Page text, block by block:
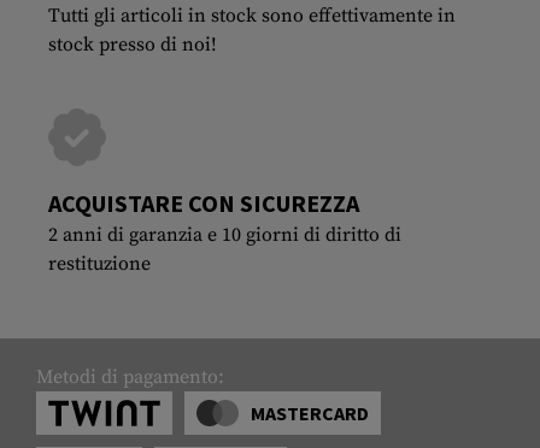
Tutti gli articoli in stock sono effettivamente in
stock presso di noi!
ACQUISTARE CON SICUREZZA
2 anni di garanzia e 10 giorni di diritto di
restituzione
Metodi di pagamento:
MASTERCARD